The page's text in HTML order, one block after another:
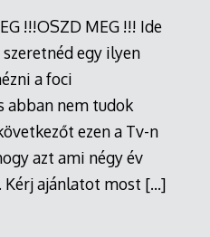
!!!OSZD MEG !!! Ide
egy ilyen
a foci
abban nem tudok
ezen a Tv-n
azt ami négy év
Kérj ajánlatot most […]